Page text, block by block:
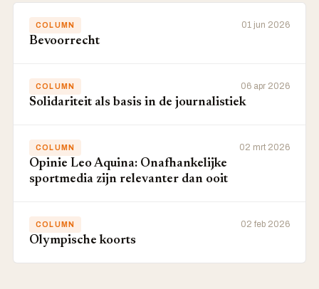
COLUMN 01 jun 2026
Bevoorrecht
COLUMN 06 apr 2026
Solidariteit als basis in de journalistiek
COLUMN 02 mrt 2026
Opinie Leo Aquina: Onafhankelijke
sportmedia zijn relevanter dan ooit
COLUMN 02 feb 2026
Olympische koorts